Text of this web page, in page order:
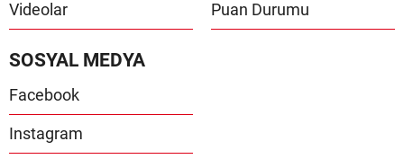
Videolar Puan Durumu
SOSYAL MEDYA
Facebook
Instagram